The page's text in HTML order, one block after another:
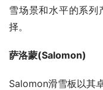
雪场景和水平的系列
择。
萨洛蒙(Salomon)
Salomon滑雪板以其